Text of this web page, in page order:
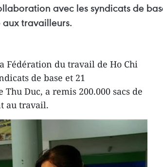
avec les syndicats de
travailleurs.
Fédération du travail de Ho Chi
de base et 21
Duc, a remis 200.000 sacs de
au travail.